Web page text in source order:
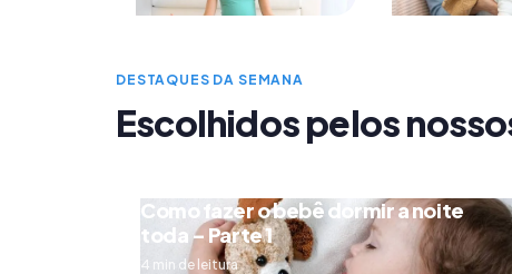
DESTAQUES DA SEMANA
Escolhidos pelos
Como fazer o bebê dormir a noite
toda – Parte 1
4 min de leitura